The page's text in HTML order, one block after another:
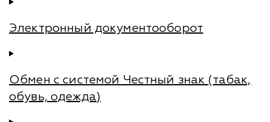
Электронный документооборот
Обмен с системой Честный знак (табак,
обувь, одежда)